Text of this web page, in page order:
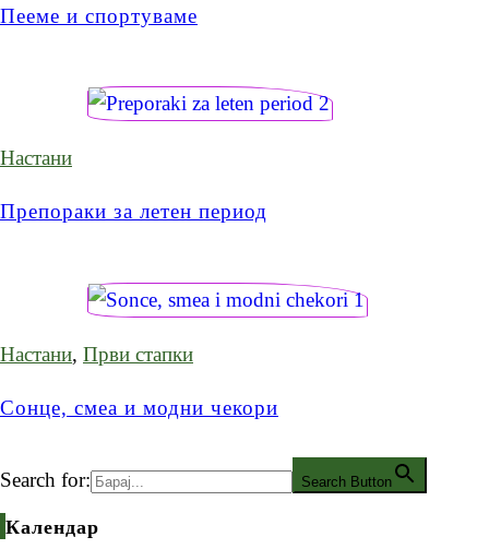
Пееме и спортуваме
Настани
Препораки за летен период
Настани, Први стапки
Сонце, смеа и модни чекори
Search for: Search Button
Календар